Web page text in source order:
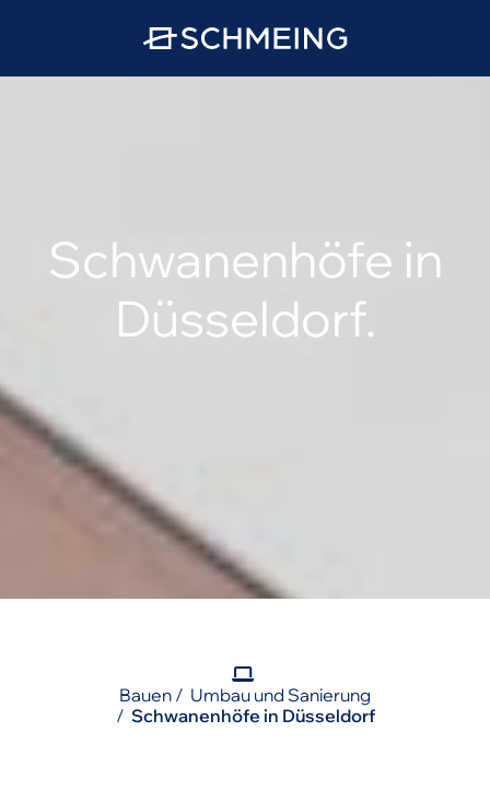
Schwanenhöfe in
Düsseldorf.
Bauen
Umbau und Sanierung
Schwanenhöfe in Düsseldorf